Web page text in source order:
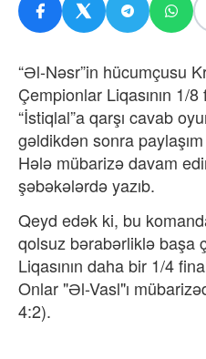
“Əl-Nəsr”in hücumçusu
Çempionlar Liqasının 1/
“İstiqlal”a qarşı cavab
gəldikdən sonra
Hələ mübarizə davam
şəbəkələrdə yazıb.
Qeyd edək ki, bu
qolsuz bərabərliklə başa
Liqasının daha bir 1/4
Onlar "Əl-Vasl"ı
4:2).